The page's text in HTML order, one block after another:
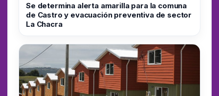
Se determina alerta amarilla para la comuna
de Castro y evacuación preventiva de sector
La Chacra